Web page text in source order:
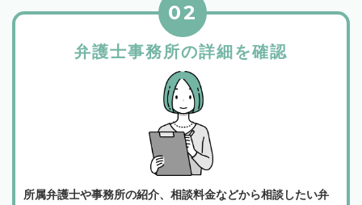
弁護士事務所の詳細を確認
02
所属弁護士や事務所の紹介、相談料金などから相談したい弁